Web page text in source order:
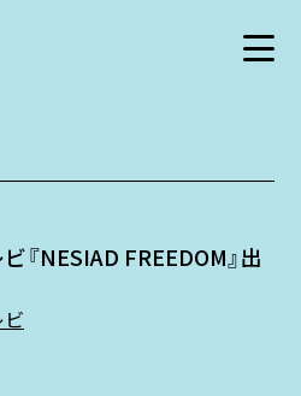
VIDEO
『NESIAD FREEDOM』出